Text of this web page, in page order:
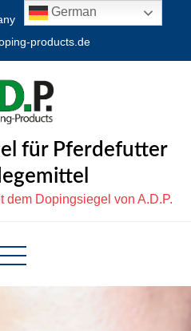
0 21 63 - 887 99 66
products.de
dem Dopingsiegel von A.D.P.
German